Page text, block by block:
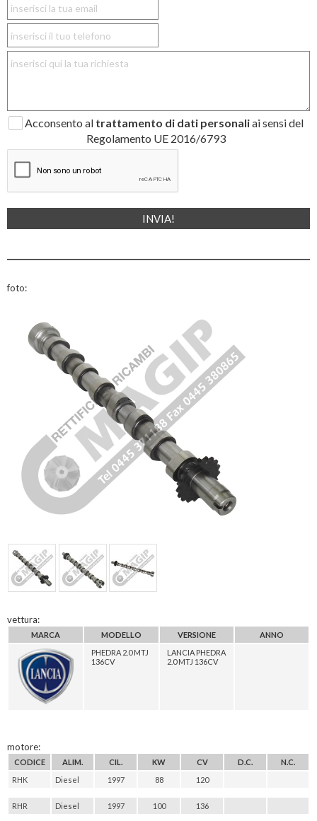
Acconsento al trattamento di dati personaliai sensi del
Regolamento UE 2016/6793
foto:
vettura:
MARCA MODELLO VERSIONE
ANNO
PHEDRA 2.0 MTJ
136CV
LANCIA PHEDRA
2.0 MTJ 136CV
motore:
CODICE ALIM. CIL. KW CV D.C.
N.C.
RHK
Diesel 1997 88 120
RHR Diesel 1997 100 136